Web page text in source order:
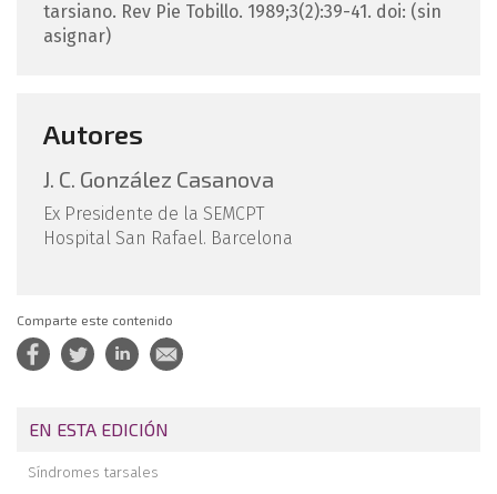
tarsiano. Rev Pie Tobillo. 1989;3(2):39-41. doi: (sin
asignar)
Autores
J. C. González Casanova
Ex Presidente de la SEMCPT
Hospital San Rafael. Barcelona
Comparte este contenido
EN ESTA EDICIÓN
Síndromes tarsales